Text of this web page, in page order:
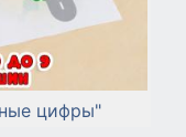
цифры"